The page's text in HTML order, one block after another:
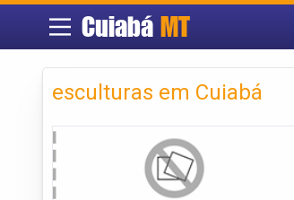
Cuiabá MT
esculturas em Cuiabá